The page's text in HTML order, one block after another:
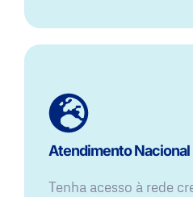
Atendimento Nacional
Tenha acesso à rede